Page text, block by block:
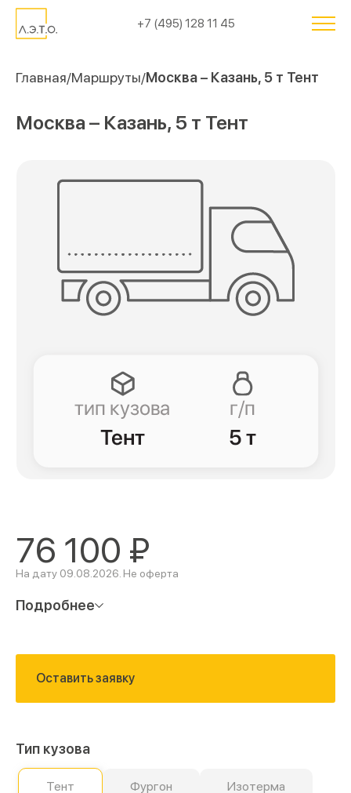
+7 (495) 128 11 45
Главная Маршруты Москва – Казань, 5 т Тент
Москва – Казань, 5 т Тент
76 100 ₽
На дату 09.08.2026. Не оферта
Подробнее
Оставить заявку
Тип кузова
Тент Фургон Изотерма